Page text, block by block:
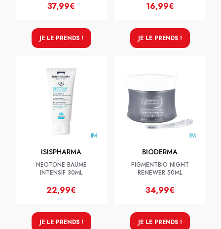
37,99€
JE LE PRENDS !
16,99€
JE LE PRENDS !
ISISPHARMA
NEOTONE BAUME
INTENSIF 30ML
22,99€
JE LE PRENDS !
BIODERMA
PIGMENTBIO NIGHT
RENEWER 50ML
34,99€
JE LE PRENDS !